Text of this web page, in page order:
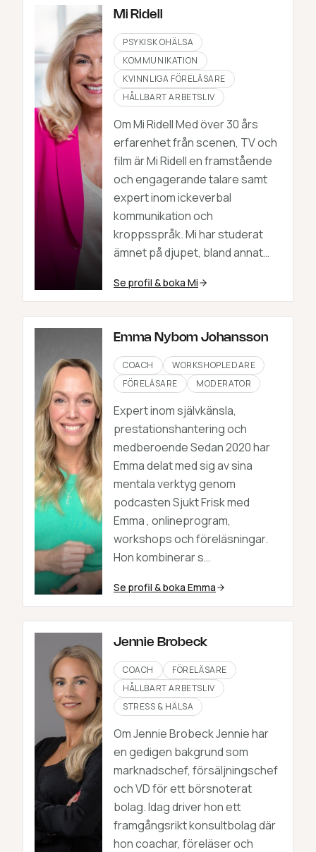
Mi Ridell
PSYKISK OHÄLSA
KOMMUNIKATION
KVINNLIGA FÖRELÄSARE
HÅLLBART ARBETSLIV
Om Mi Ridell Med över 30 års
erfarenhet från scenen, TV och
film är Mi Ridell en framstående
och engagerande talare samt
expert inom ickeverbal
kommunikation och
kroppsspråk. Mi har studerat
ämnet på djupet, bland annat…
Se profil & boka Mi
Emma Nybom Johansson
COACH
WORKSHOPLEDARE
FÖRELÄSARE
MODERATOR
Expert inom självkänsla,
prestationshantering och
medberoende Sedan 2020 har
Emma delat med sig av sina
mentala verktyg genom
podcasten Sjukt Frisk med
Emma , onlineprogram,
workshops och föreläsningar.
Hon kombinerar s…
Se profil & boka Emma
Jennie Brobeck
COACH
FÖRELÄSARE
HÅLLBART ARBETSLIV
STRESS & HÄLSA
Om Jennie Brobeck Jennie har
en gedigen bakgrund som
marknadschef, försäljningschef
och VD för ett börsnoterat
bolag. Idag driver hon ett
framgångsrikt konsultbolag där
hon coachar, föreläser och